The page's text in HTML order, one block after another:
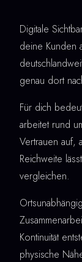
Digitale
deine Kunden
genau dort
Für dich
arbeitet rund
Vertrauen auf,
Reichweite
vergleichen.
Kontinuität
physische